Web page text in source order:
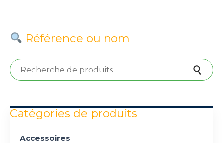
Référence ou nom
Recherche pour :
Catégories de produits
Accessoires